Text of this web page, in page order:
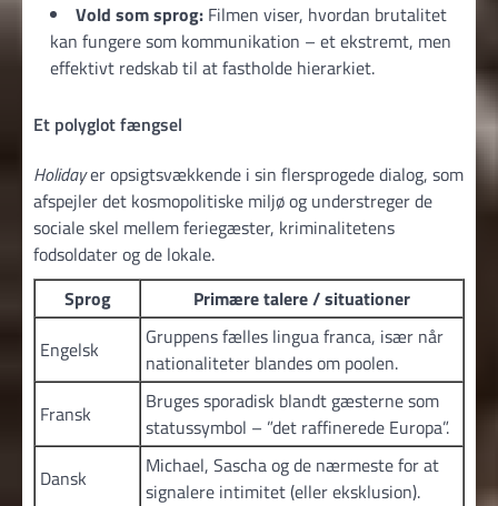
Vold som sprog: Filmen viser, hvordan brutalitet
kan fungere som kommunikation – et ekstremt, men
effektivt redskab til at fastholde hierarkiet.
Et polyglot fængsel
Holidayer opsigtsvækkende i sin flersprogede dialog, som
afspejler det kosmopolitiske miljø og understreger de
sociale skel mellem feriegæster, kriminalitetens
fodsoldater og de lokale.
Sprog
Primære talere / situationer
Engelsk
Gruppens fælles lingua franca, især når
nationaliteter blandes om poolen.
Fransk
Bruges sporadisk blandt gæsterne som
statussymbol – ”det raffinerede Europa”.
Dansk
Michael, Sascha og de nærmeste for at
signalere intimitet (eller eksklusion).